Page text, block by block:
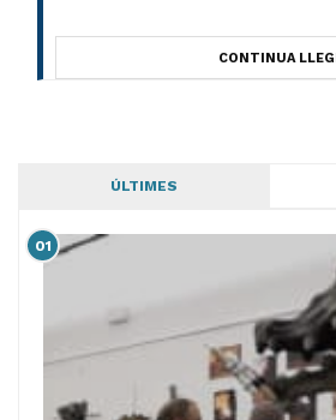
CONTINUA
ÚLTIMES
01